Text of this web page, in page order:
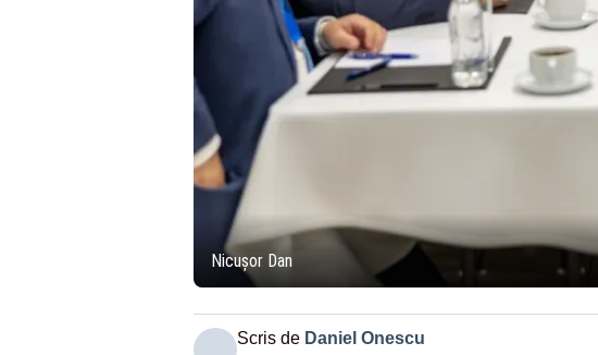
Nicușor Dan
Scris de Daniel Onescu